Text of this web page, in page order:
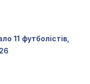
11 футболістів,